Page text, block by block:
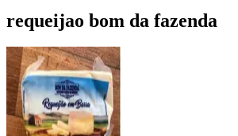
requeijao bom da fazenda